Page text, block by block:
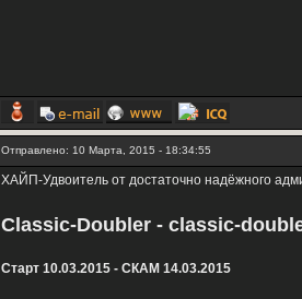
Отправлено: 10 Марта, 2015 - 18:34:55
ХАЙП-Удвоитель от достаточно надёжного
Classic-Doubler - classic-
Старт 10.03.2015 - СКАМ 14.03.2015